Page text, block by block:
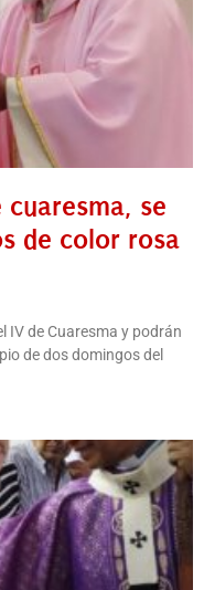
se
de color rosa
IV de Cuaresma y podrán
de dos domingos del